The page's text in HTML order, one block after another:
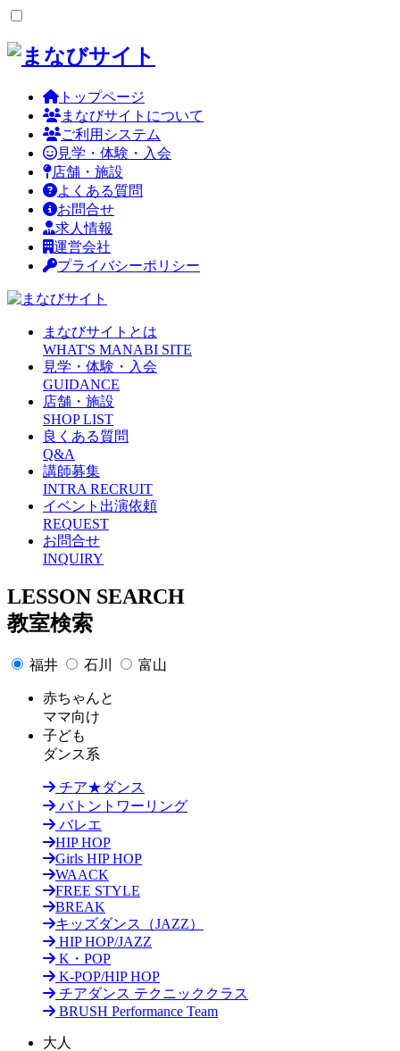
トップページ
まなびサイトについて
ご利用システム
見学・体験・入会
店舗・施設
よくある質問
お問合せ
求人情報
運営会社
プライバシーポリシー
まなびサイトとは
WHAT'S MANABI SITE
見学・体験・入会
GUIDANCE
店舗・施設
SHOP LIST
良くある質問
Q&A
講師募集
INTRA RECRUIT
イベント出演依頼
REQUEST
お問合せ
INQUIRY
LESSON SEARCH
教室検索
福井 石川 富山
赤ちゃんと
ママ向け
子ども
ダンス系
チア★ダンス
バトントワーリング
バレエ
HIP HOP
Girls HIP HOP
WAACK
FREE STYLE
BREAK
キッズダンス（JAZZ）
HIP HOP/JAZZ
K・POP
K-POP/HIP HOP
チアダンス テクニッククラス
BRUSH Performance Team
大人